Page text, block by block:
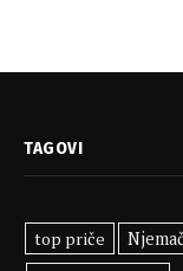
TAGOVI
top priče